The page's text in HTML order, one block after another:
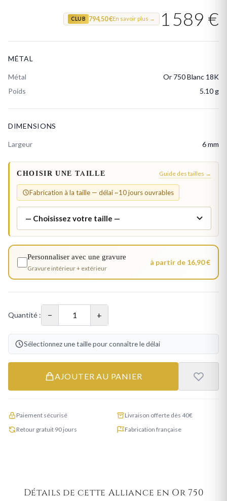
CLUB 794,50 €En savoir plus → 1 589 €
MÉTAL
Métal
Or 750 Blanc 18K
Poids
5.10 g
DIMENSIONS
Largeur 6 mm
CHOISIR UNE TAILLE Guide des tailles →
Fabrication à la taille — délai ~10 jours ouvrables
Personnaliser avec une gravure
Gravure intérieur + extérieur
à partir de 16,90 €
Quantité : − +
Sélectionnez une taille pour connaître le délai
AJOUTER AU PANIER
Paiement sécurisé
Livraison offerte dès 40€
Retour gratuit 90 jours
Fabrication française
Détails de cette Alliance en Or 750